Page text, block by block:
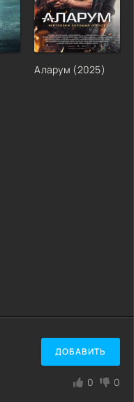
Аларум (2025)
ДОБАВИТЬ
0 0